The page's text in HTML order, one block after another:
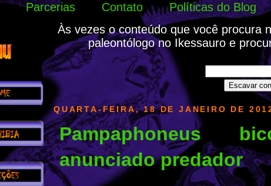
Parcerias Contato Políticas do Blog
Às vezes o conteúdo que você procura
paleontólogo no Ikessauro e
QUARTA-FEIRA, 18 DE JANEIRO DE
Pampaphoneus
anunciado predador